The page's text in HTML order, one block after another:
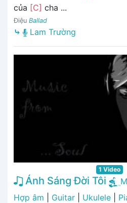
của [C] cha ...
Điệu Ballad
⤷ Lam Trường
1 Video
Ánh Sáng Đời Tôi
Hợp âm
Guitar Ukulele